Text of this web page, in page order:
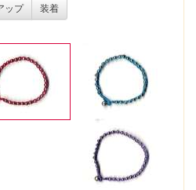
ップ
装着